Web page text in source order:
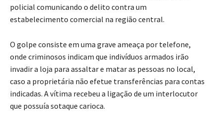
policial comunicando o delito contra um
estabelecimento comercial na região central.
O golpe consiste em uma grave ameaça por telefone,
onde criminosos indicam que indivíduos armados irão
invadir a loja para assaltar e matar as pessoas no local,
caso a proprietária não efetue transferências para contas
indicadas. A vítima recebeu a ligação de um interlocutor
que possuía sotaque carioca.